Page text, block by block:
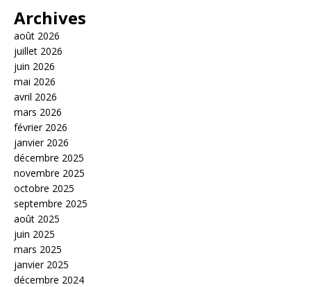
Archives
août 2026
juillet 2026
juin 2026
mai 2026
avril 2026
mars 2026
février 2026
janvier 2026
décembre 2025
novembre 2025
octobre 2025
septembre 2025
août 2025
juin 2025
mars 2025
janvier 2025
décembre 2024